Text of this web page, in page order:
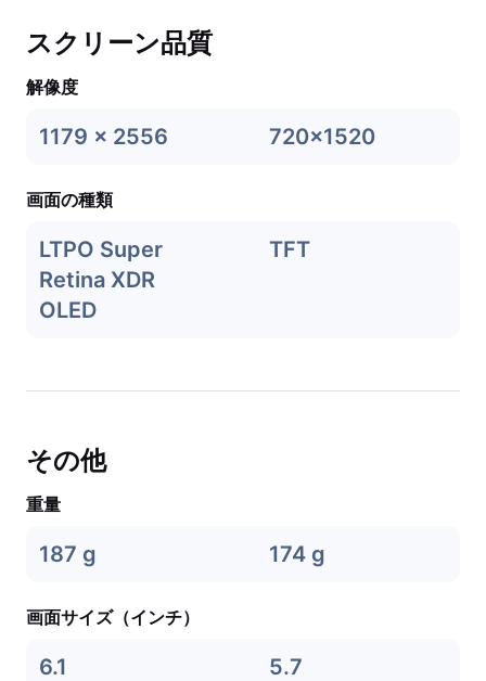
スクリーン品質
解像度
1179 x 2556 720x1520
画面の種類
LTPO Super
Retina XDR
OLED
TFT
その他
重量
187 g 174 g
画面サイズ（インチ）
6.1 5.7